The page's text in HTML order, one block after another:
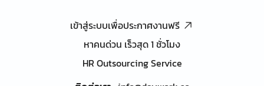
เข้าสู่ระบบเพื่อประกาศงานฟรี
หาคนด่วน เร็วสุด 1 ชั่วโมง
HR Outsourcing Service